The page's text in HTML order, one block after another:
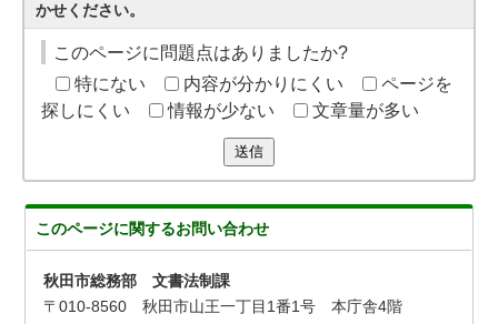
かせください。
このページに問題点はありましたか?
特にない
内容が分かりにくい
ページを
探しにくい
情報が少ない 文章量が多い
送信
このページに関するお問い合わせ
秋田市総務部 文書法制課
〒010-8560 秋田市山王一丁目1番1号 本庁舎4階